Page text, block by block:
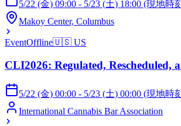
5/22 (金) 09:00 - 5/23 (土) 18:00 (現地時
Makoy Center, Columbus
EventOffline🇺🇸 US
CLI2026: Regulated, Rescheduled,
5/22 (金) 00:00 - 5/23 (土) 00:00 (現地時
International Cannabis Bar Association